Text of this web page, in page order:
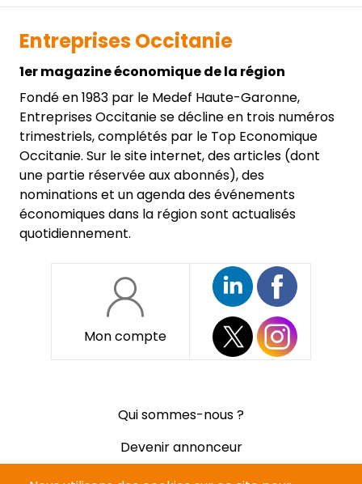
Entreprises Occitanie
1er magazine économique de la région
Fondé en 1983 par le Medef Haute-Garonne,
Entreprises Occitanie se décline en trois numéros
trimestriels, complétés par le Top Economique
Occitanie. Sur le site internet, des articles (dont
une partie réservée aux abonnés), des
nominations et un agenda des événements
économiques dans la région sont actualisés
quotidiennement.
Mon compte
Qui sommes-nous ?
Devenir annonceur
Mentions légales